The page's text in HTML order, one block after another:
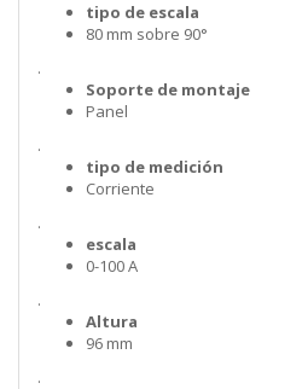
tipo de escala
80 mm sobre 90°
.
Soporte de montaje
Panel
.
tipo de medición
Corriente
.
escala
0-100 A
.
Altura
96 mm
.